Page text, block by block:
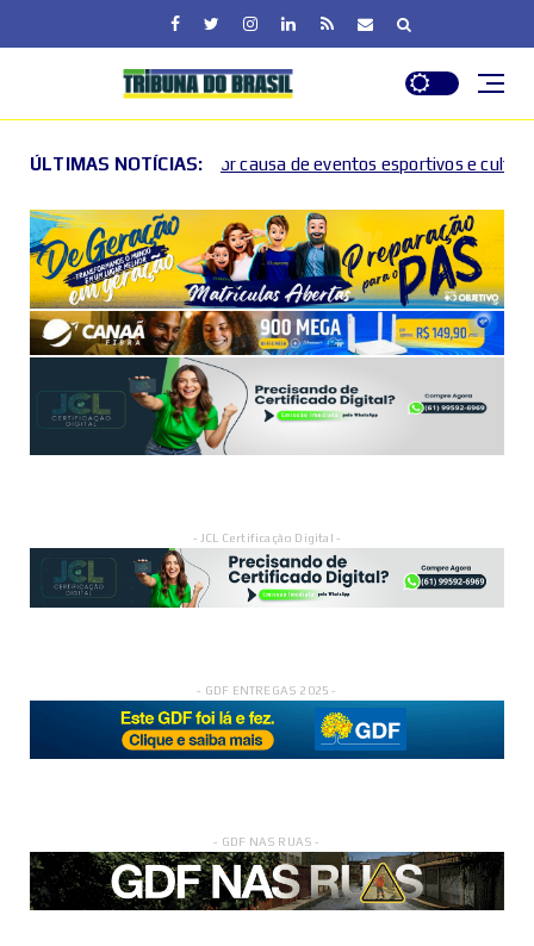
ÚLTIMAS NOTÍCIAS:
por causa de eventos esportivos e culturais 2026 DF
- JCL Certificação Digital -
- GDF ENTREGAS 2025 -
- GDF NAS RUAS -